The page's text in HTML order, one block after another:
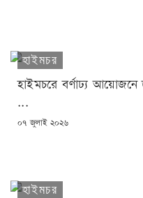
হাইমচর
হাইমচরে বর্ণাঢ্য
...
POSTED
০৭ জুলাই ২০২৬
হাইমচর